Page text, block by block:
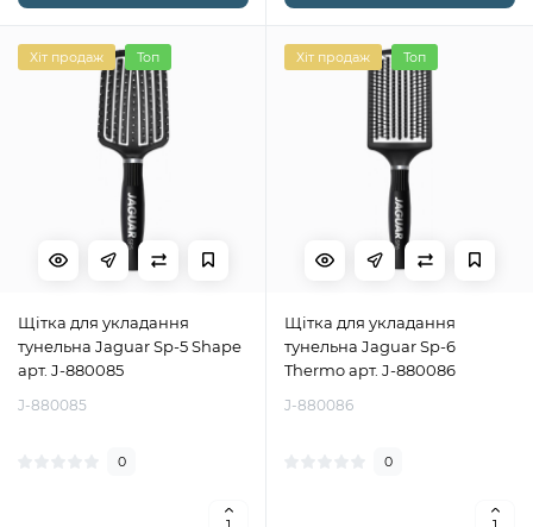
Хіт продаж Топ
Щітка для укладання
тунельна Jaguar Sp-5 Shape
арт. J-880085
J-880085
0
Хіт продаж Топ
Щітка для укладання
тунельна Jaguar Sp-6
Thermo арт. J-880086
J-880086
0